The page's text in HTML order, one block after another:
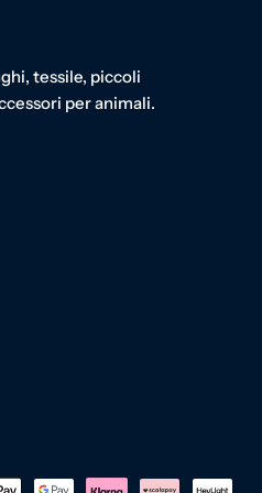
tessile, piccoli
per animali.